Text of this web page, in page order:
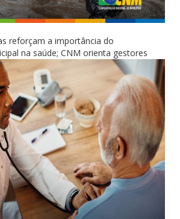
reforçam a importância do
na saúde; CNM orienta gestores